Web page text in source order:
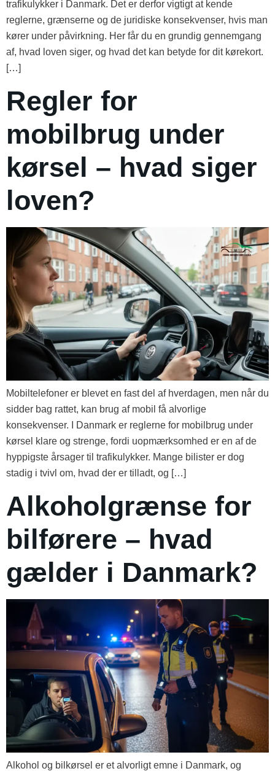
trafikulykker i Danmark. Det er derfor vigtigt at kende
reglerne, grænserne og de juridiske konsekvenser, hvis man
kører under påvirkning. Her får du en grundig gennemgang
af, hvad loven siger, og hvad det kan betyde for dit kørekort.
[…]
Regler for
mobilbrug under
kørsel – hvad siger
loven?
Mobiltelefoner er blevet en fast del af hverdagen, men når du
sidder bag rattet, kan brug af mobil få alvorlige
konsekvenser. I Danmark er reglerne for mobilbrug under
kørsel klare og strenge, fordi uopmærksomhed er en af de
hyppigste årsager til trafikulykker. Mange bilister er dog
stadig i tvivl om, hvad der er tilladt, og […]
Alkoholgrænse for
bilførere – hvad
gælder i Danmark?
Alkohol og bilkørsel er et alvorligt emne i Danmark, og